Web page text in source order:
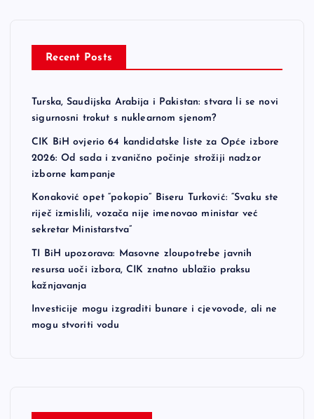
Recent Posts
Turska, Saudijska Arabija i Pakistan: stvara li se novi
sigurnosni trokut s nuklearnom sjenom?
CIK BiH ovjerio 64 kandidatske liste za Opće izbore
2026: Od sada i zvanično počinje strožiji nadzor
izborne kampanje
Konaković opet “pokopio” Biseru Turković: “Svaku ste
riječ izmislili, vozača nije imenovao ministar već
sekretar Ministarstva”
TI BiH upozorava: Masovne zloupotrebe javnih
resursa uoči izbora, CIK znatno ublažio praksu
kažnjavanja
Investicije mogu izgraditi bunare i cjevovode, ali ne
mogu stvoriti vodu